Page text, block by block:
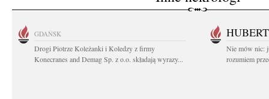
GDAŃSK
Drogi Piotrze Koleżanki i Koledzy z firmy
Konecranes and Demag Sp. z o.o. składają wyrazy...
Nie mów nic:
rozumiem